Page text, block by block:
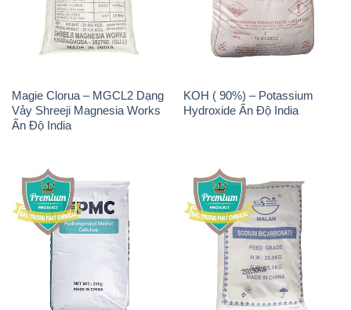
Magie Clorua – MGCL2 Dạng
Vảy Shreeji Magnesia Works
Ấn Độ India
KOH ( 90%) – Potassium
Hydroxide Ấn Độ India